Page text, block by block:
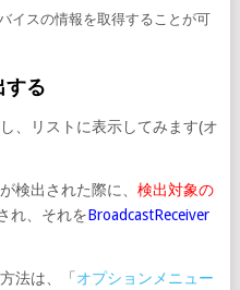
イスの情報を取得することが可
する
し、リストに表示してみます(オ
検出された際に、 検出対象の
れ、それをBroadcastReceiver
法は、「 オプションメニュー